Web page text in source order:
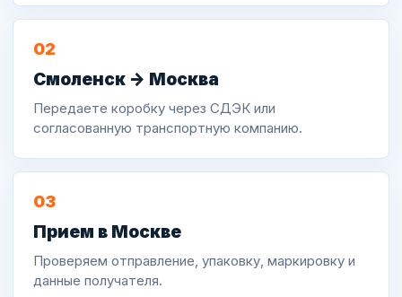
02
Смоленск -> Москва
Передаете коробку через СДЭК или
согласованную транспортную компанию.
03
Прием в Москве
Проверяем отправление, упаковку, маркировку и
данные получателя.